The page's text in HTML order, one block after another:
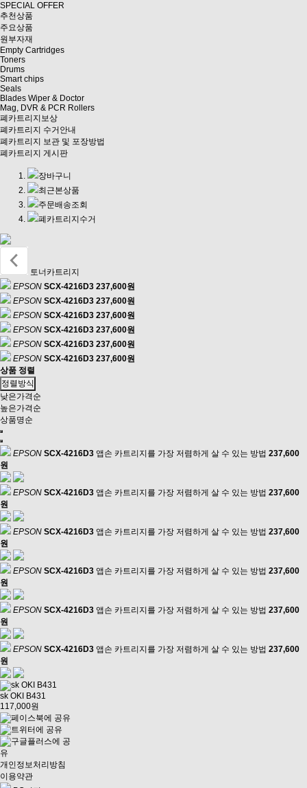
SPECIAL OFFER
추천상품
주요상품
원부자재
Empty Cartridges
Toners
Drums
Smart chips
Seals
Blades Wiper & Doctor
Mag, DVR & PCR Rollers
폐카트리지보상
폐카트리지 수거안내
폐카트리지 보관 및 포장방법
폐카트리지 게시판
장바구니
최근본상품
주문배송조회
폐카트리지수거
토너카트리지
EPSON SCX-4216D3 237,600원
EPSON SCX-4216D3 237,600원
EPSON SCX-4216D3 237,600원
EPSON SCX-4216D3 237,600원
EPSON SCX-4216D3 237,600원
EPSON SCX-4216D3 237,600원
상품 정렬
정렬방식
낮은가격순
높은가격순
상품명순
EPSON SCX-4216D3 앱손 카트리지를 가장 저렴하게 살 수 있는 방법 237,600
원
EPSON SCX-4216D3 앱손 카트리지를 가장 저렴하게 살 수 있는 방법 237,600
원
EPSON SCX-4216D3 앱손 카트리지를 가장 저렴하게 살 수 있는 방법 237,600
원
EPSON SCX-4216D3 앱손 카트리지를 가장 저렴하게 살 수 있는 방법 237,600
원
EPSON SCX-4216D3 앱손 카트리지를 가장 저렴하게 살 수 있는 방법 237,600
원
EPSON SCX-4216D3 앱손 카트리지를 가장 저렴하게 살 수 있는 방법 237,600
원
sk OKI B431
117,000원
개인정보처리방침
이용약관